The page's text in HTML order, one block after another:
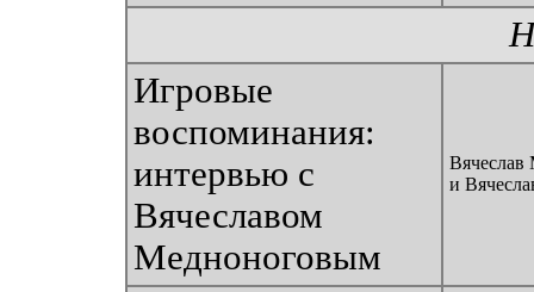
Игровые
воспоминания:
интервью с
Вячеславом
Медноноговым
Вячеслав
и